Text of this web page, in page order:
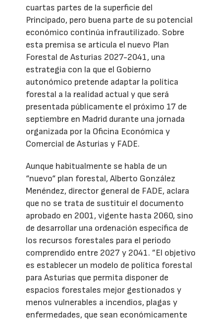
cuartas partes de la superficie del
Principado, pero buena parte de su potencial
económico continúa infrautilizado. Sobre
esta premisa se articula el nuevo Plan
Forestal de Asturias 2027-2041, una
estrategia con la que el Gobierno
autonómico pretende adaptar la política
forestal a la realidad actual y que será
presentada públicamente el próximo 17 de
septiembre en Madrid durante una jornada
organizada por la Oficina Económica y
Comercial de Asturias y FADE.
Aunque habitualmente se habla de un
“nuevo“ plan forestal, Alberto González
Menéndez, director general de FADE, aclara
que no se trata de sustituir el documento
aprobado en 2001, vigente hasta 2060, sino
de desarrollar una ordenación específica de
los recursos forestales para el periodo
comprendido entre 2027 y 2041. ”El objetivo
es establecer un modelo de política forestal
para Asturias que permita disponer de
espacios forestales mejor gestionados y
menos vulnerables a incendios, plagas y
enfermedades, que sean económicamente